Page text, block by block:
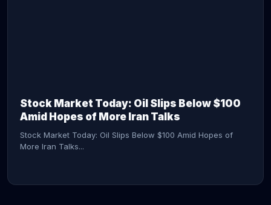
Stock Market Today: Oil Slips Below $100
Amid Hopes of More Iran Talks
Stock Market Today: Oil Slips Below $100 Amid Hopes of
More Iran Talks...